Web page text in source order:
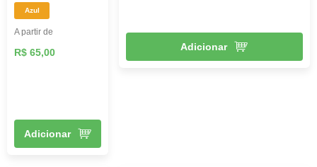
Azul
A partir de
R$ 65,00
Adicionar
Adicionar